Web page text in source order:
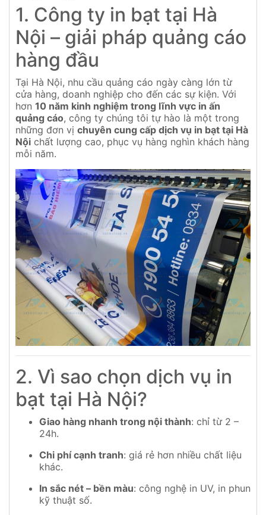
1. Công ty in bạt tại Hà
Nội – giải pháp quảng cáo
hàng đầu
Tại Hà Nội, nhu cầu quảng cáo ngày càng lớn từ
cửa hàng, doanh nghiệp cho đến các sự kiện. Với
hơn 10 năm kinh nghiệm trong lĩnh vực in ấn
quảng cáo, công ty chúng tôi tự hào là một trong
những đơn vị chuyên cung cấp dịch vụ in bạt tại Hà
Nội chất lượng cao, phục vụ hàng nghìn khách hàng
mỗi năm.
2. Vì sao chọn dịch vụ in
bạt tại Hà Nội?
Giao hàng nhanh trong nội thành: chỉ từ 2 –
24h.
Chi phí cạnh tranh: giá rẻ hơn nhiều chất liệu
khác.
In sắc nét – bền màu: công nghệ in UV, in phun
kỹ thuật số.